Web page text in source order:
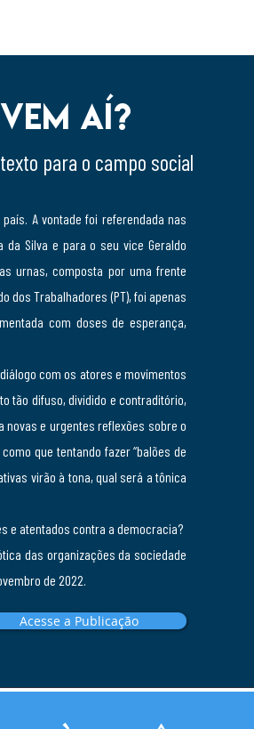
aí?
para o campo social
A vontade foi referendada nas
Silva e para o seu vice Geraldo
urnas, composta por uma frente
dos Trabalhadores (PT), foi apenas
com doses de esperança,
com os atores e movimentos
tão difuso, dividido e contraditório,
e urgentes reflexões sobre o
que tentando fazer “balões de
virão à tona, qual será a tônica
e atentados contra a democracia?
das organizações da sociedade
de 2022.
Acesse a Publicação